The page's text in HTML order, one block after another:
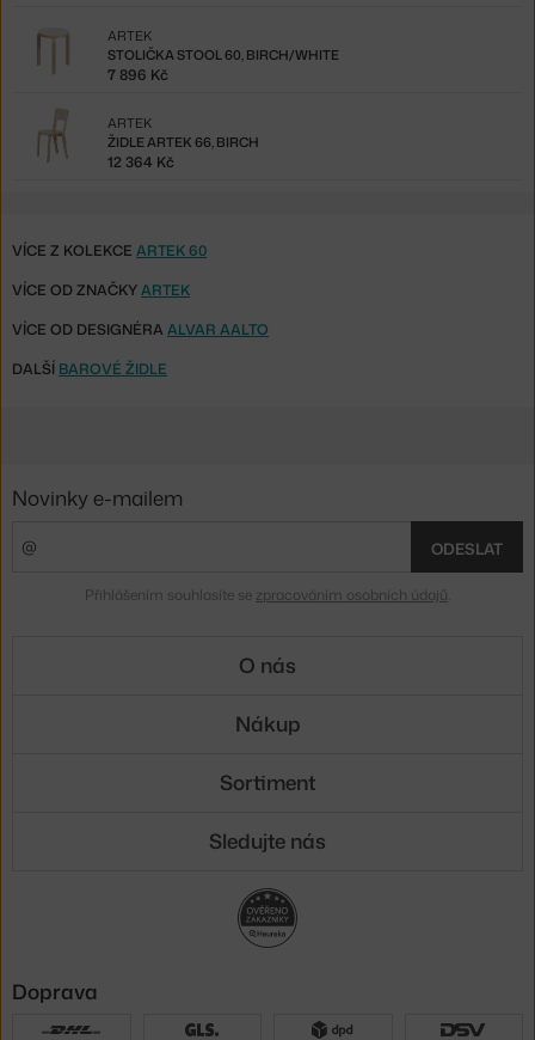
STOLIČKA STOOL 60, BIRCH/WHITE
ARTEK
7 896 Kč
ŽIDLE ARTEK 66, BIRCH
ARTEK
12 364 Kč
VÍCE Z KOLEKCE ARTEK 60
VÍCE OD ZNAČKYARTEK
VÍCE OD DESIGNÉRA ALVAR AALTO
DALŠÍ BAROVÉ ŽIDLE
Novinky e-mailem
ODESLAT
Přihlášením souhlasíte se zpracováním osobních údajů
O nás
Nákup
Sortiment
Sledujte nás
Doprava